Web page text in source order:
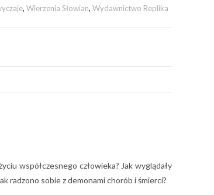
, Wierzenia Słowian, Wydawnictwo Replika
współczesnego człowieka? Jak wyglądały
radzono sobie z demonami chorób i śmierci?